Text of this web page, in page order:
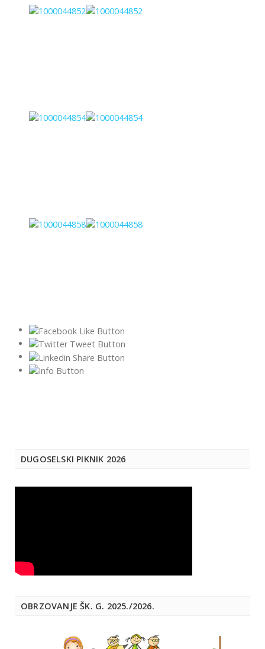
DUGOSELSKI PIKNIK 2026
OBRZOVANJE ŠK. G. 2025./2026.